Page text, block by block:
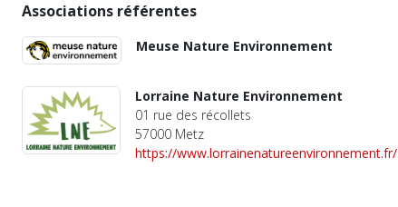
Associations référentes
Meuse Nature Environnement
Lorraine Nature Environnement
01 rue des récollets
57000 Metz
https://www.lorrainenatureenvironnement.fr/